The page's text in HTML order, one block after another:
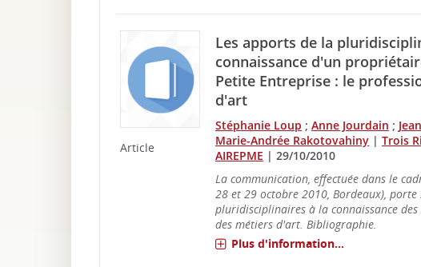
Article
Les apports de la
connaissance d'un
Petite Entreprise : le
d'art
Stéphanie Loup ; Anne Jourdain ;
Marie-Andrée Rakotovahiny | Trois
AIREPME | 29/10/2010
La communication, effectuée dans le
28 et 29 octobre 2010, Bordeaux),
pluridisciplinaires à la connaissance
des métiers d'art. Bibliographie.
Plus d'information...